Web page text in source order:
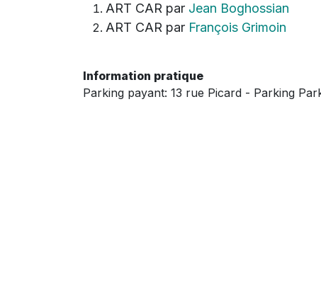
ART CAR par Jean Boghossian
ART CAR par François Grimoin
Information pratique
Parking payant: 13 rue Picard - Parking